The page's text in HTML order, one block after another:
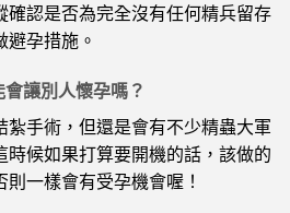
確認是否為完全沒有任何精兵留存
避孕措施。
讓別人懷孕嗎？
紮手術，但還是會有不少精蟲大軍
時候如果打算要開機的話，該做的
一樣會有受孕機會喔！